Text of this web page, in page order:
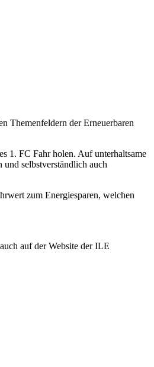
Themenfeldern der Erneuerbaren
1. FC Fahr holen. Auf unterhaltsame
selbstverständlich auch
zum Energiesparen, welchen
auf der Website der ILE